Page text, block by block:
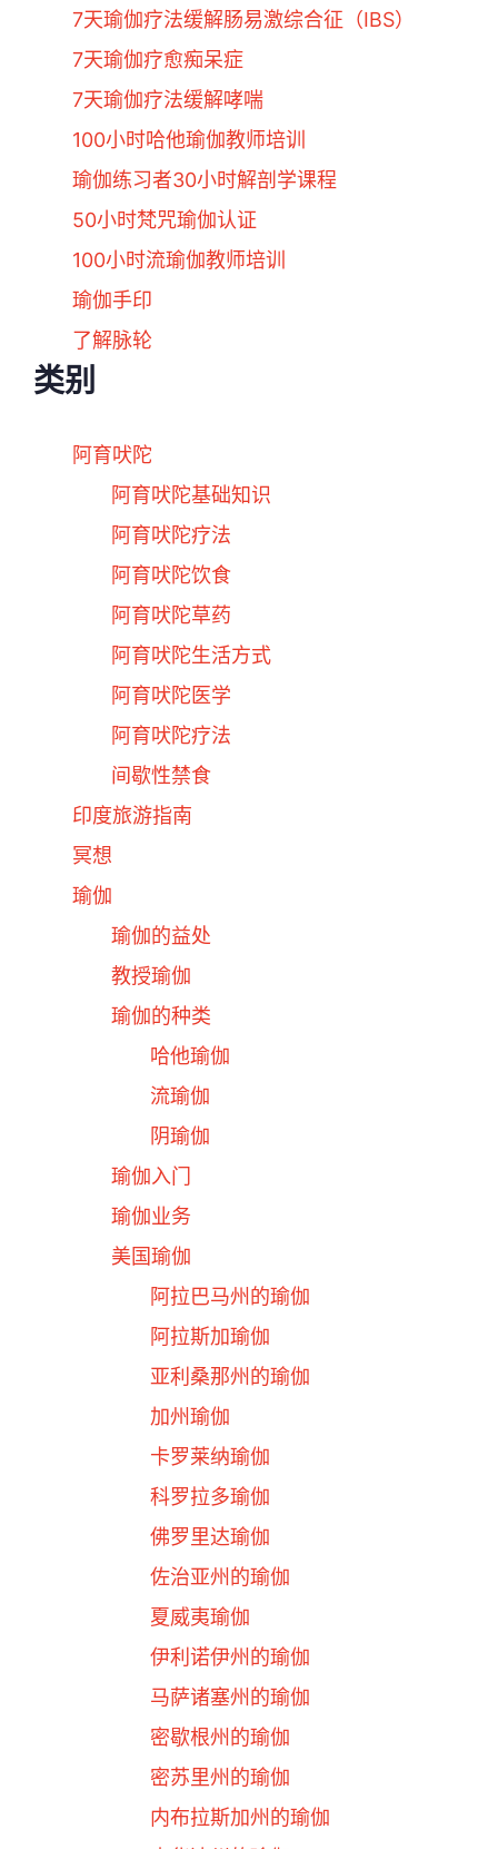
7天瑜伽疗法缓解肠易激综合征（IBS）
7天瑜伽疗愈痴呆症
7天瑜伽疗法缓解哮喘
100小时哈他瑜伽教师培训
瑜伽练习者30小时解剖学课程
50小时梵咒瑜伽认证
100小时流瑜伽教师培训
瑜伽手印
了解脉轮
类别
阿育吠陀
阿育吠陀基础知识
阿育吠陀疗法
阿育吠陀饮食
阿育吠陀草药
阿育吠陀生活方式
阿育吠陀医学
阿育吠陀疗法
间歇性禁食
印度旅游指南
冥想
瑜伽
瑜伽的益处
教授瑜伽
瑜伽的种类
哈他瑜伽
流瑜伽
阴瑜伽
瑜伽入门
瑜伽业务
美国瑜伽
阿拉巴马州的瑜伽
阿拉斯加瑜伽
亚利桑那州的瑜伽
加州瑜伽
卡罗莱纳瑜伽
科罗拉多瑜伽
佛罗里达瑜伽
佐治亚州的瑜伽
夏威夷瑜伽
伊利诺伊州的瑜伽
马萨诸塞州的瑜伽
密歇根州的瑜伽
密苏里州的瑜伽
内布拉斯加州的瑜伽